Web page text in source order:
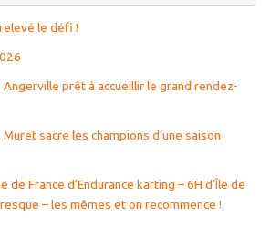
le défi !
Angerville prêt à accueillir le grand rendez-
Muret sacre les champions d’une saison
de France d’Endurance karting – 6H d’Île de
– les mêmes et on recommence !